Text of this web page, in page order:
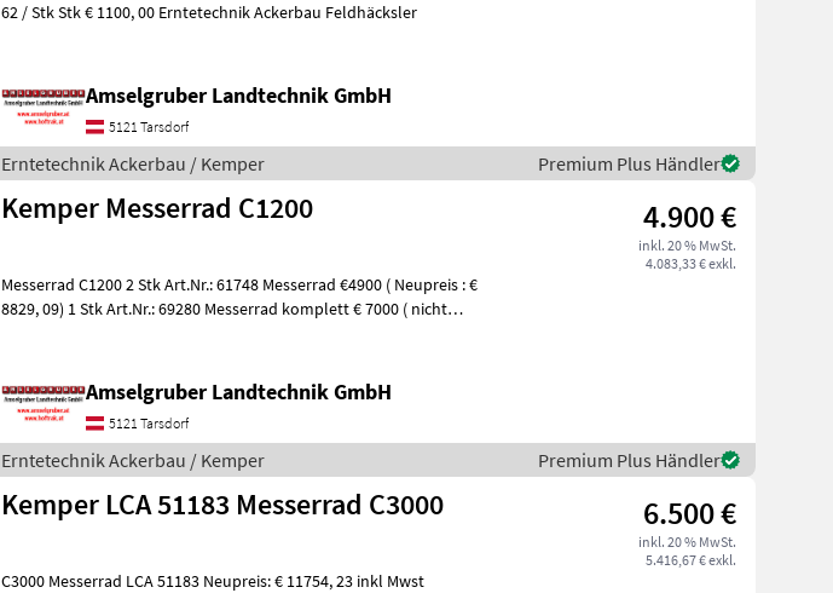
62 / Stk Stk € 1100, 00 Erntetechnik Ackerbau Feldhäcksler
Amselgruber Landtechnik GmbH
5121 Tarsdorf
Erntetechnik Ackerbau / Kemper Premium Plus Händler
Kemper Messerrad C1200 4.900 €
inkl. 20 % MwSt.
4.083,33 € exkl.
Messerrad C1200 2 Stk Art.Nr.: 61748 Messerrad €4900 ( Neupreis : €
8829, 09) 1 Stk Art.Nr.: 69280 Messerrad komplett € 7000 ( nicht
Amselgruber Landtechnik GmbH
5121 Tarsdorf
Erntetechnik Ackerbau / Kemper Premium Plus Händler
Kemper LCA 51183 Messerrad C3000 6.500 €
inkl. 20 % MwSt.
5.416,67 € exkl.
C3000 Messerrad LCA 51183 Neupreis: € 11754, 23 inkl Mwst